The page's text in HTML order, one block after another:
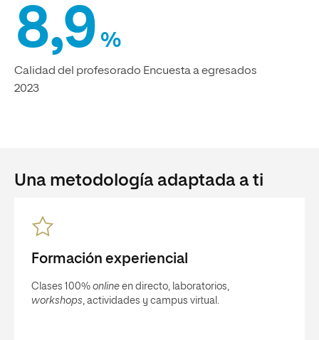
8,9 %
Calidad del profesorado Encuesta a egresados
2023
Una metodología adaptada a ti
Formación experiencial
Clases 100% online en directo, laboratorios,
workshops , actividades y campus virtual.